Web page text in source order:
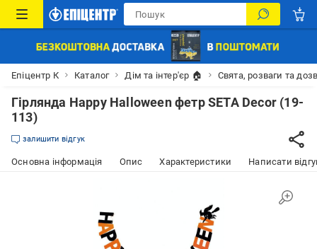
Епіцентр К Каталог Дім та інтер'єр 🏠 Свята, розваги та
Гірлянда Happy Halloween фетр SETA Decor (19-
113)
залишити відгук
Основна інформація Опис Характеристики Написати